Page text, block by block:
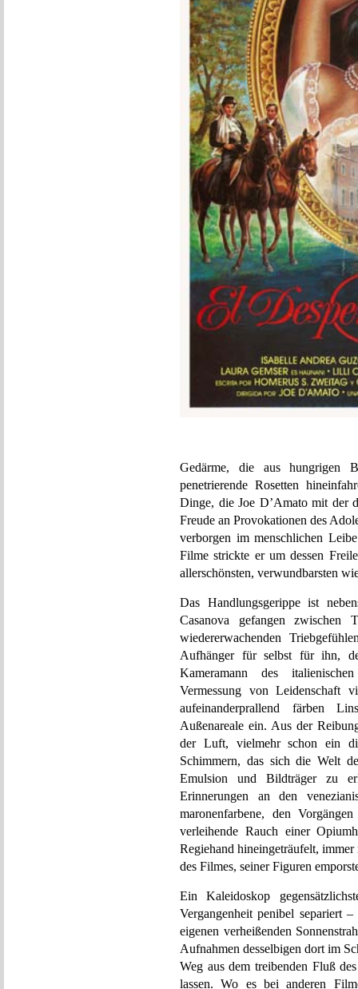
Gedärme, die aus hungrigen
penetrierende Rosetten
Dinge, die Joe D’Amato mit der
Freude an Provokationen des
verborgen im menschlichen
Filme strickte er um dessen
allerschönsten, verwundbarsten
Das Handlungsgerippe ist
Casanova gefangen
wiedererwachenden
Aufhänger für selbst für ihn,
Kameramann des
Vermessung von Leidenschaft
aufeinanderprallend färben
Außenareale ein. Aus der
der Luft, vielmehr schon ein
Schimmern, das sich die Welt
Emulsion und Bildträger zu
Erinnerungen an den
maronenfarbene, den
verleihende Rauch einer
Regiehand hineingeträufelt,
des Filmes, seiner Figuren
Ein Kaleidoskop
Vergangenheit penibel separiert
eigenen verheißenden
Aufnahmen desselbigen dort im
Weg aus dem treibenden Fluß
lassen. Wo es bei anderen